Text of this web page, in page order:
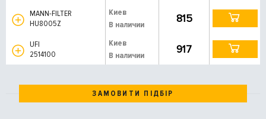
MANN-FILTER
HU8005Z
Киев
В наличии
815
UFI
2514100
Киев
В наличии
917
ЗАМОВИТИ ПІДБІР